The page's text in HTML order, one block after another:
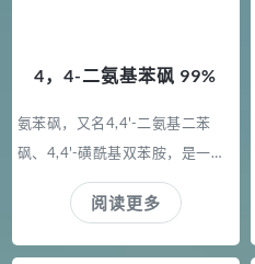
的常用配料。 微晶纤维素广泛用
毒和无刺激性的物质。口服不吸
收，几乎无潜在毒性。大量使用
可引起轻度腹泻，作为药物制剂
辅料无困难。 滥用含微晶纤维素
做皮革鞣制。
4，4-二氨基苯砜 99%
氨苯砜，又名4,4'-二氨基二苯
砜、4,4'-磺酰基双苯胺，是一种
有机化合物，化学式为C12H12
N2O2S，是一种抗麻风病药。
阅读更多